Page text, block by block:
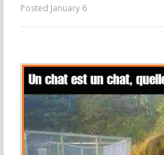
Posted January 6